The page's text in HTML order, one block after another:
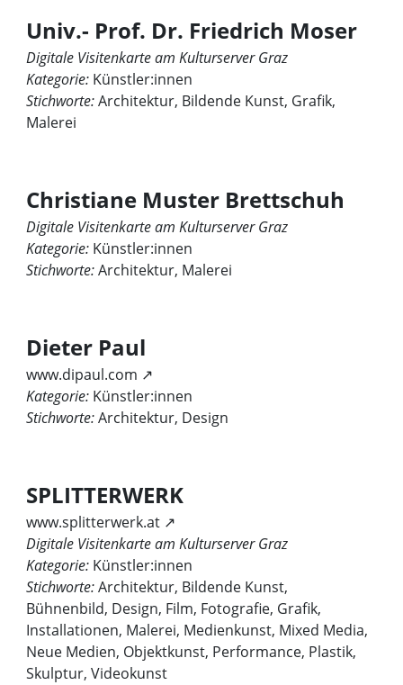
Univ.- Prof. Dr. Friedrich Moser
Digitale Visitenkarte am Kulturserver Graz
Kategorie: Künstler:innen
Stichworte:Architektur, Bildende Kunst, Grafik,
Malerei
Christiane Muster Brettschuh
Digitale Visitenkarte am Kulturserver Graz
Kategorie: Künstler:innen
Stichworte:Architektur, Malerei
Dieter Paul
www.dipaul.com ↗
Kategorie: Künstler:innen
Stichworte:Architektur, Design
SPLITTERWERK
www.splitterwerk.at ↗
Digitale Visitenkarte am Kulturserver Graz
Kategorie: Künstler:innen
Stichworte:Architektur, Bildende Kunst,
Bühnenbild, Design, Film, Fotografie, Grafik,
Installationen, Malerei, Medienkunst, Mixed Media,
Neue Medien, Objektkunst, Performance, Plastik,
Skulptur, Videokunst